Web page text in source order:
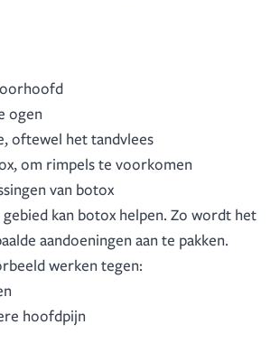
ogen
oftewel het tandvlees
om rimpels te voorkomen
van botox
kan botox helpen. Zo wordt het
aandoeningen aan te pakken.
werken tegen:
hoofdpijn